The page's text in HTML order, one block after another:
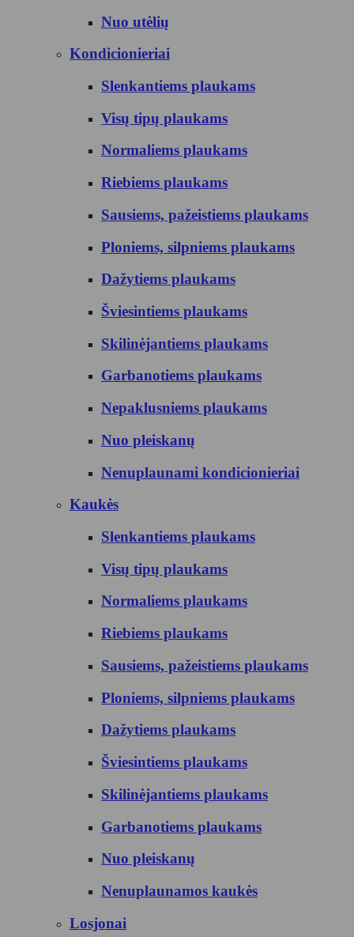
Nuo utėlių
Kondicionieriai
Slenkantiems plaukams
Visų tipų plaukams
Normaliems plaukams
Riebiems plaukams
Sausiems, pažeistiems plaukams
Ploniems, silpniems plaukams
Dažytiems plaukams
Šviesintiems plaukams
Skilinėjantiems plaukams
Garbanotiems plaukams
Nepaklusniems plaukams
Nuo pleiskanų
Nenuplaunami kondicionieriai
Kaukės
Slenkantiems plaukams
Visų tipų plaukams
Normaliems plaukams
Riebiems plaukams
Sausiems, pažeistiems plaukams
Ploniems, silpniems plaukams
Dažytiems plaukams
Šviesintiems plaukams
Skilinėjantiems plaukams
Garbanotiems plaukams
Nuo pleiskanų
Nenuplaunamos kaukės
Losjonai